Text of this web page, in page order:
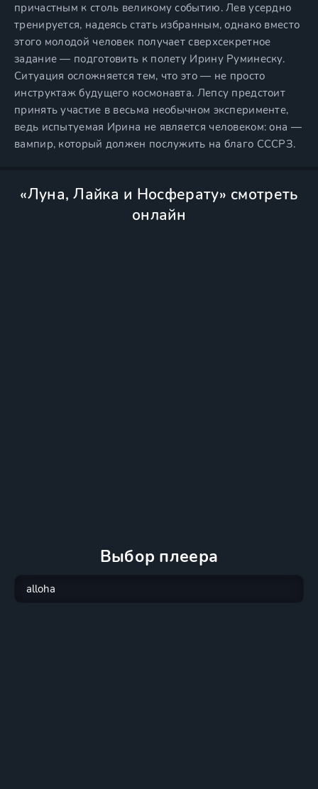
причастным к столь великому событию. Лев усердно
тренируется, надеясь стать избранным, однако вместо
этого молодой человек получает сверхсекретное
задание — подготовить к полету Ирину Руминеску.
Ситуация осложняется тем, что это — не просто
инструктаж будущего космонавта. Лепсу предстоит
принять участие в весьма необычном эксперименте,
ведь испытуемая Ирина не является человеком: она —
вампир, который должен послужить на благо СССРЗ.
«Луна, Лайка и Носферату» смотреть
онлайн
Выбор плеера